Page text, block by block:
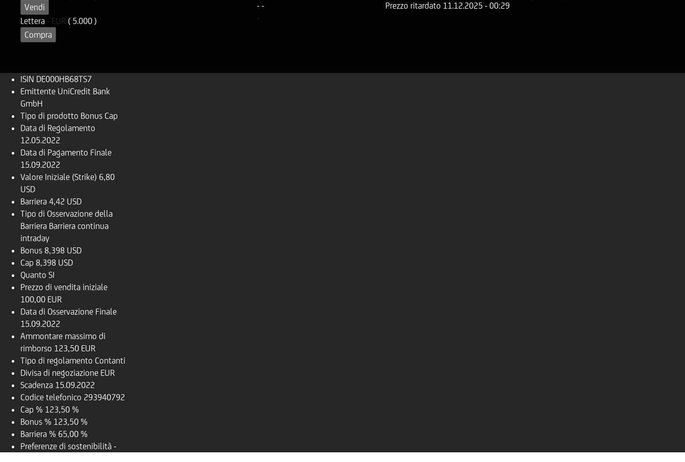
Vendi
Lettera - EUR ( 5.000 )
Compra
--
-
Prezzo ritardato 11.12.2025 - 00:29
ISIN DE000HB68TS7
Emittente UniCredit Bank
GmbH
Tipo di prodotto Bonus Cap
Data di Regolamento
12.05.2022
Data di Pagamento Finale
15.09.2022
Valore Iniziale (Strike) 6,80
USD
Barriera 4,42 USD
Tipo di Osservazione della
Barriera Barriera continua
intraday
Bonus 8,398 USD
Cap 8,398 USD
Quanto SI
Prezzo di vendita iniziale
100,00 EUR
Data di Osservazione Finale
15.09.2022
Ammontare massimo di
rimborso 123,50 EUR
Tipo di regolamento Contanti
Divisa di negoziazione EUR
Scadenza 15.09.2022
Codice telefonico 293940792
Cap % 123,50 %
Bonus % 123,50 %
Barriera % 65,00 %
Preferenze di sostenibilità -